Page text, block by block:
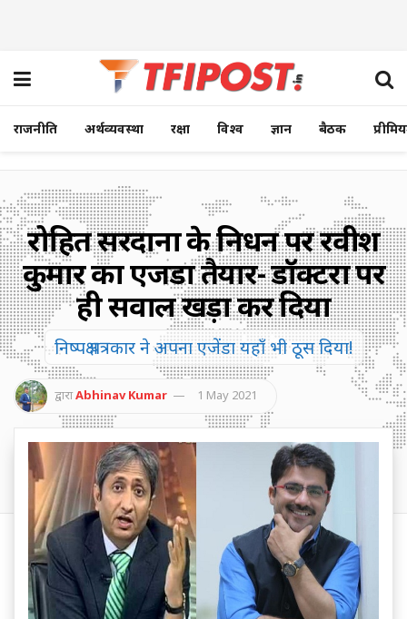
राजनीति अर्थव्यवस्था रक्षा विश्व ज्ञान बैठक
रोहित सरदाना के निधन पर रवीश
कुमार का एजेंडा तैयार- डॉक्टरों पर
ही सवाल खड़ा कर दिया
निष्पक्ष पत्रकार ने अपना एजेंडा यहाँ भी ठूस दिया!
द्वाराAbhinav Kumar 1 May 2021